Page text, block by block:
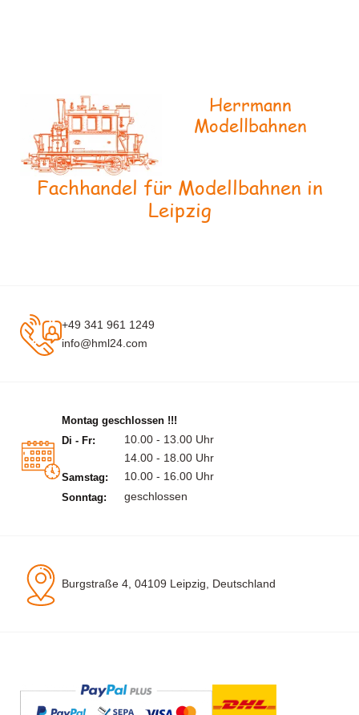
Herrmann
Modellbahnen
Fachhandel für Modellbahnen in
Leipzig
+49 341 961 1249
info@hml24.com
Montag geschlossen !!!
Di - Fr:
10.00 - 13.00 Uhr
14.00 - 18.00 Uhr
Samstag: 10.00 - 16.00 Uhr
Sonntag: geschlossen
Burgstraße 4, 04109 Leipzig, Deutschland